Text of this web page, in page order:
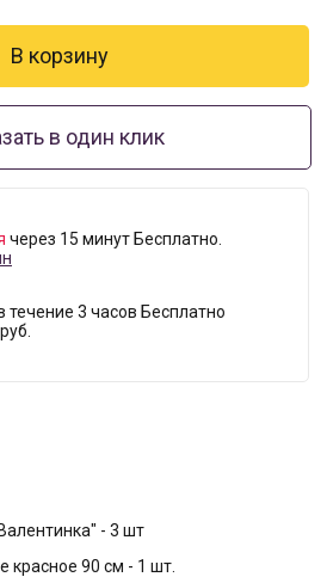
в один клик
через 15 минут Бесплатно.
течение 3 часов Бесплатно
- 3 шт
красное 90 см - 1 шт.